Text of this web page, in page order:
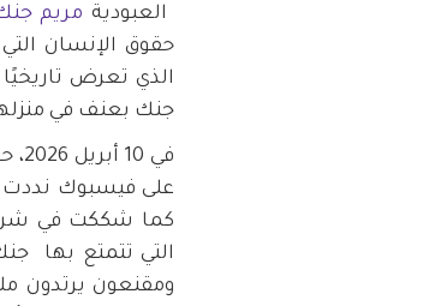
العبودية مريم
حقوق الإنسان
الذي تعرض
جنك بعنف في
على فيسبوك نددت
كما شككت في
ومقنعون يرتدون